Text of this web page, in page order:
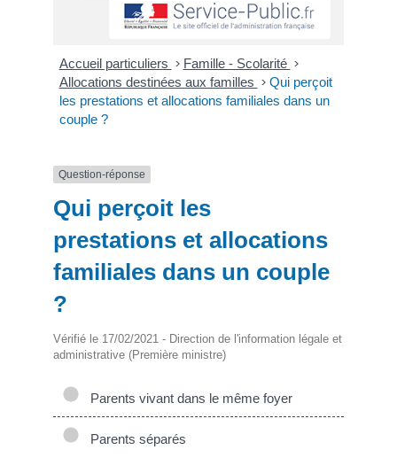
Accueil particuliers > Famille - Scolarité >
Allocations destinées aux familles > Qui perçoit
les prestations et allocations familiales dans un
couple ?
Question-réponse
Qui perçoit les
prestations et allocations
familiales dans un couple
?
Vérifié le 17/02/2021 - Direction de l'information légale et
administrative (Première ministre)
Parents vivant dans le même foyer
Parents séparés